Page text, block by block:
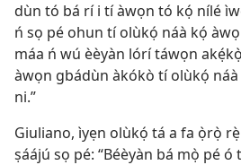
dùn tó bá rí i tí àwọn tó kọ́ nílé
ń sọ pé ohun tí olùkọ́ náà kọ́
máa ń wú èèyàn lórí táwọn
àwọn gbádùn àkókò tí olùkọ́
ni.”
Giuliano, ìyẹn olùkọ́ tá a fa ọ̀rọ̀
ṣáájú sọ pé: “Béèyàn bá mọ̀ pé